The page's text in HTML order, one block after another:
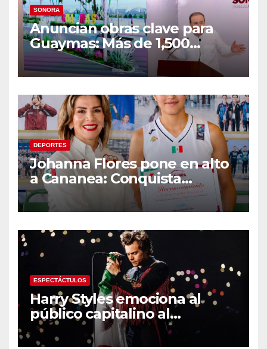
SONORA
Anuncian obras clave para
Guaymas: Más de 1,500
viviendas, modernización del
malecón y nuevo hospital del
DEPORTES
Johanna Flores pone en alto
a Cananea: Conquista
medalla de plata con la
Selección Mexicana Sub-20
Centroamericanos
ESPECTÁCTULOS
Harry Styles emociona al
público capitalino al
interpretar “Cielito Lindo” en
su tercer concierto en la